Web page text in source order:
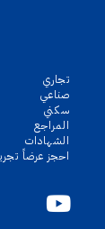
تجاري
صناعي
سكني
المراجع
الشهادات
احجز عرضاً